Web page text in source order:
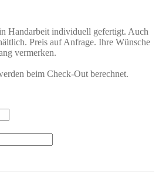
Handarbeit individuell gefertigt. Auch
Preis auf Anfrage. Ihre Wünsche
vermerken.
beim Check-Out berechnet.